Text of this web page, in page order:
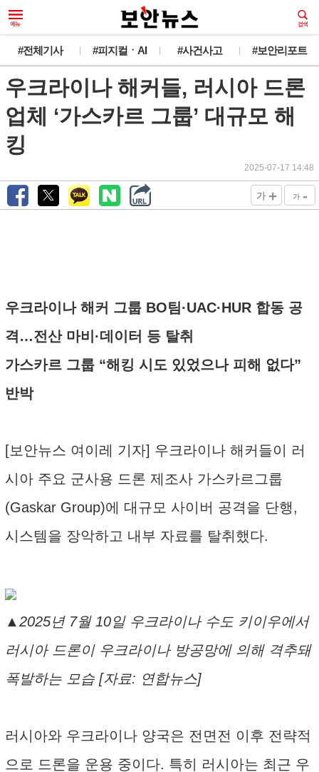
#전체기사 #피지컬ㆍAI #사건사고 #보안리포트
우크라이나 해커들, 러시아 드론
업체 ‘가스카르 그룹’ 대규모 해
킹
2025-07-17 14:48
가 + 가 -
우크라이나 해커 그룹 BO팀·UAC·HUR 합동 공
격…전산 마비·데이터 등 탈취
가스카르 그룹 “해킹 시도 있었으나 피해 없다”
반박
[보안뉴스 여이레 기자] 우크라이나 해커들이 러
시아 주요 군사용 드론 제조사 가스카르그룹
(Gaskar Group)에 대규모 사이버 공격을 단행,
시스템을 장악하고 내부 자료를 탈취했다.
▲2025년 7월 10일 우크라이나 수도 키이우에서
러시아 드론이 우크라이나 방공망에 의해 격추돼
폭발하는 모습 [자료: 연합뉴스]
러시아와 우크라이나 양국은 전면전 이후 전략적
으로 드론을 운용 중이다. 특히 러시아는 최근 우